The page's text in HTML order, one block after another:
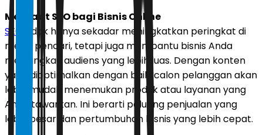
Manfaat SEO bagi Bisnis Online
SEO
tidak hanya sekadar meningkatkan peringkat di
mesin pencari, tetapi juga membantu bisnis Anda
menjangkau audiens yang lebih luas. Dengan konten
yang dioptimalkan dengan baik, calon pelanggan akan
lebih mudah menemukan produk atau layanan yang
Anda tawarkan. Ini berarti peluang penjualan yang
lebih besar dan pertumbuhan bisnis yang lebih cepat.